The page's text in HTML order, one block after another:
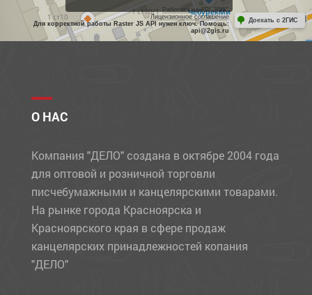
Работает на API 2ГИС
Лицензионное соглашение
Для корректной работы Raster JS API нужен ключ. Помощь:
api@2gis.ru
Доехать с 2ГИС
О НАС
Компания "ДЕЛО" создана в октябре 2004 года
для оптовой и розничной торговли
писчебумажными и канцелярскими товарами.
На рынке города Красноярска и
Красноярского края в сфере продаж
канцелярских принадлежностей копания
"ДЕЛО"